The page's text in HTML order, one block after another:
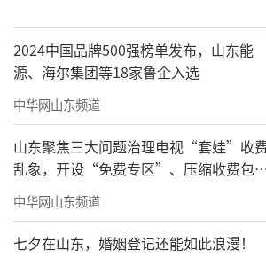
2024中国品牌500强榜单发布，山东能
源、海尔集团等18家鲁企入选
中华网山东频道
山东聚焦三大问题治理电视“套娃”收
乱象，开设“免费专区”、压缩收费包
例70%以上
中华网山东频道
七夕在山东，婚姻登记还能如此浪漫！